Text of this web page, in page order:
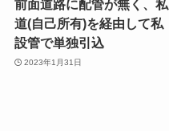
前面道路に配管が無く、私
道(自己所有)を経由して私
設管で単独引込
2023年1月31日